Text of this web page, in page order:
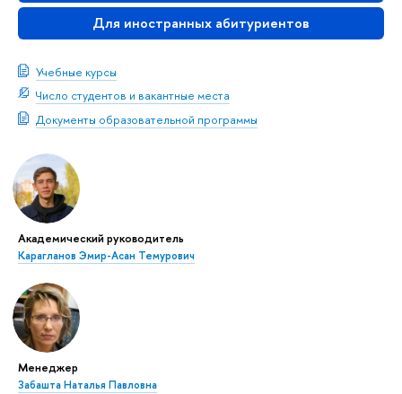
Для иностранных абитуриентов
Учебные курсы
Число студентов и вакантные места
Документы образовательной программы
Академический руководитель
Карагланов Эмир-Асан Темурович
Менеджер
Забашта Наталья Павловна